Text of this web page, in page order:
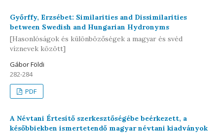
Győrffy, Erzsébet: Similarities and Dissimilarities
between Swedish and Hungarian Hydronyms
[Hasonlóságok és különbözőségek a magyar és svéd
víznevek között]
Gábor Földi
282-284
PDF
A Névtani Értesítő szerkesztőségébe beérkezett, a
későbbiekben ismertetendő magyar névtani kiadványok